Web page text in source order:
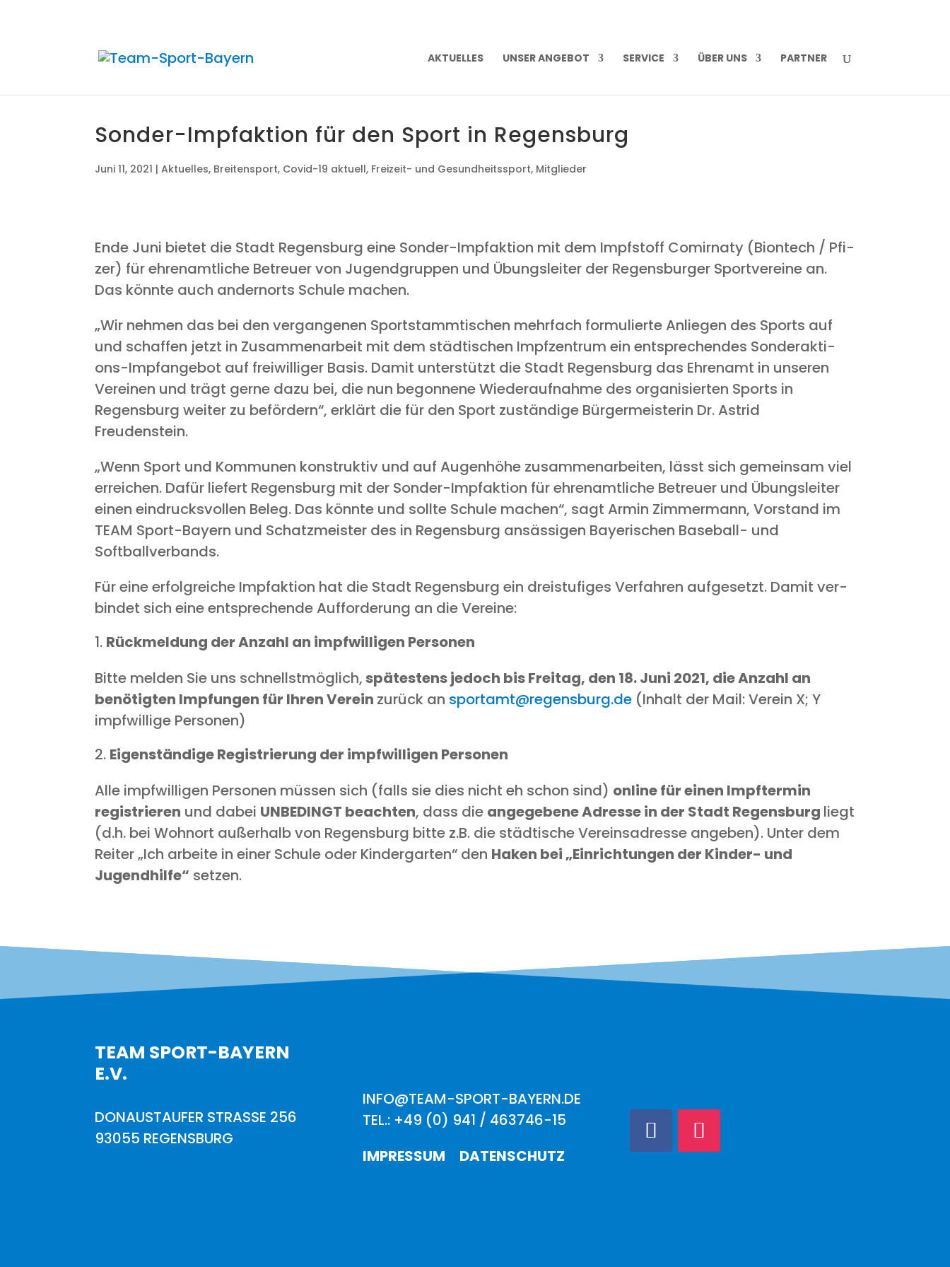
AKTU­EL­LES UNSER ANGE­BOT SER­VICE ÜBER UNS PART­NER
Son­der-Impf­ak­ti­on für den Sport in Regensburg
Juni 11, 2021 |Aktuelles, Breitensport, Covid-19 aktuell, Freizeit- und Gesundheitssport, Mitglieder
Ende Juni bie­tet die Stadt Regens­burg eine Son­der-Impf­ak­ti­on mit dem Impf­stoff Comirna­ty (Biontech / Pfi­
zer) für ehren­amt­li­che Betreu­er von Jugend­grup­pen und Übungs­lei­ter der Regens­bur­ger Sport­ver­ei­ne an.
Das könn­te auch andern­orts Schu­le machen.
„Wir neh­men das bei den ver­gan­ge­nen Sport­stamm­ti­schen mehr­fach for­mu­lier­te Anlie­gen des Sports auf
und schaf­fen jetzt in Zusam­men­ar­beit mit dem städ­ti­schen Impf­zen­trum ein ent­spre­chen­des Son­der­ak­ti­
ons-Impf­an­ge­bot auf frei­wil­li­ger Basis. Damit unter­stützt die Stadt Regens­burg das Ehren­amt in unse­ren
Ver­ei­nen und trägt ger­ne dazu bei, die nun begon­ne­ne Wie­der­auf­nah­me des orga­ni­sier­ten Sports in
Regens­burg wei­ter zu beför­dern“, erklärt die für den Sport zustän­di­ge Bür­ger­meis­te­rin Dr. Astrid
Freudenstein.
„Wenn Sport und Kom­mu­nen kon­struk­tiv und auf Augen­hö­he zusam­men­ar­bei­ten, lässt sich gemein­sam viel
errei­chen. Dafür lie­fert Regens­burg mit der Son­der-Impf­ak­ti­on für ehren­amt­li­che Betreu­er und Übungs­lei­ter
einen ein­drucks­vol­len Beleg. Das könn­te und soll­te Schu­le machen“, sagt Armin Zim­mer­mann, Vor­stand im
TEAM Sport-Bay­ern und Schatz­meis­ter des in Regens­burg ansäs­si­gen Baye­ri­schen Base­ball- und
Softballverbands.
Für eine erfolg­rei­che Impf­ak­ti­on hat die Stadt Regens­burg ein drei­stu­fi­ges Ver­fah­ren auf­ge­setzt. Damit ver­
bin­det sich eine ent­spre­chen­de Auf­for­de­rung an die Vereine:
Rück­mel­dung der Anzahl an impf­wil­li­gen Personen
Bit­te mel­den Sie uns schnellst­mög­lich,spä­tes­tens jedoch bis Frei­tag, den 18. Juni 2021, die Anzahl an
benö­tig­ten Imp­fun­gen für Ihren Ver­ein zurück an sportamt@regensburg.de (Inhalt der Mail: Ver­ein X; Y
impf­wil­li­ge Personen)
Eigen­stän­di­ge Regis­trie­rung der impf­wil­li­gen Personen
Alle impf­wil­li­gen Per­so­nen müs­sen sich (falls sie dies nicht eh schon sind) online für einen Impf­ter­min
regis­trie­ren und dabei UNBE­DINGT beach­ten, dass die ange­ge­be­ne Adres­se in der Stadt Regens­burg liegt
(d.h. bei Wohn­ort außer­halb von Regens­burg bit­te z.B. die städ­ti­sche Ver­eins­adres­se ange­ben). Unter dem
Rei­ter „Ich arbei­te in einer Schu­le oder Kin­der­gar­ten“ den Haken bei „Ein­rich­tun­gen der Kin­der- und
Jugend­hil­fe“ setzen.
TEAM SPORT-BAYERN
E.V.
DONAUSTAUFER STRASSE 256
93055 REGENSBURG
INFO@TEAM-SPORT-BAYERN.DE
TEL.: +49 (0) 941 / 463746-15
IMPRESSUM
DATENSCHUTZ